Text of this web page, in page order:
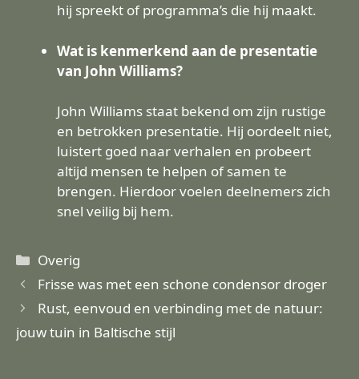
hij spreekt of programma’s die hij maakt.
Wat is kenmerkend aan de presentatie
van John Williams?
John Williams staat bekend om zijn rustige
en betrokken presentatie. Hij oordeelt niet,
luistert goed naar verhalen en probeert
altijd mensen te helpen of samen te
brengen. Hierdoor voelen deelnemers zich
snel veilig bij hem.
Categorieën
Overig
Frisse was met een schone condensor droger
Rust, eenvoud en verbinding met de natuur:
jouw tuin in Baltische stijl